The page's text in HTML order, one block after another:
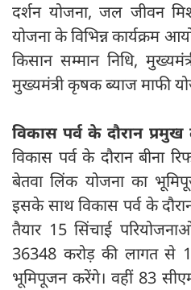
दर्शन योजना, जल जीवन
योजना के विभिन्न कार्यक्रम
किसान सम्मान निधि,
मुख्यमंत्री कृषक ब्याज माफी
विकास पर्व के दौरान
विकास पर्व के दौरान बीना
बेतवा लिंक योजना का
इसके साथ विकास पर्व के
तैयार 15 सिंचाई
36348 करोड़ की लागत से
भूमिपूजन करेंगे। वहीं 83